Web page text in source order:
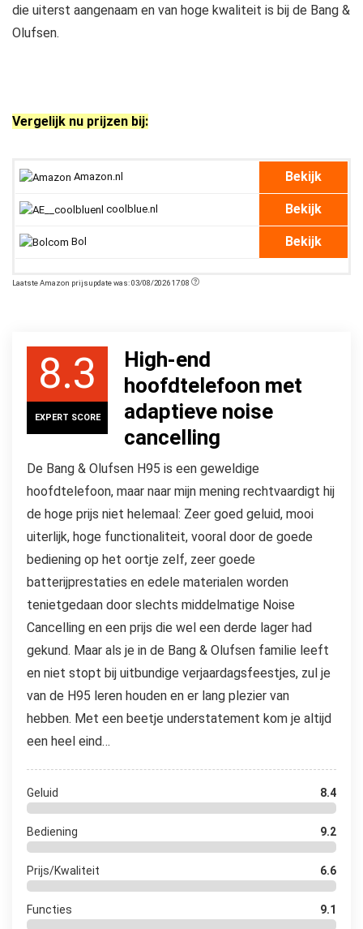
die uiterst aangenaam en van hoge kwaliteit is bij de Bang &
Olufsen.
Vergelijk nu prijzen bij:
Amazon.nl Bekijk
coolblue.nl Bekijk
Bol Bekijk
Laatste Amazon prijsupdate was: 03/08/2026 17:08
8.3
EXPERT SCORE
High-end
hoofdtelefoon met
adaptieve noise
cancelling
De Bang & Olufsen H95 is een geweldige
hoofdtelefoon, maar naar mijn mening rechtvaardigt hij
de hoge prijs niet helemaal: Zeer goed geluid, mooi
uiterlijk, hoge functionaliteit, vooral door de goede
bediening op het oortje zelf, zeer goede
batterijprestaties en edele materialen worden
tenietgedaan door slechts middelmatige Noise
Cancelling en een prijs die wel een derde lager had
gekund. Maar als je in de Bang & Olufsen familie leeft
en niet stopt bij uitbundige verjaardagsfeestjes, zul je
van de H95 leren houden en er lang plezier van
hebben. Met een beetje understatement kom je altijd
een heel eind…
Geluid 8.4
Bediening 9.2
Prijs/Kwaliteit 6.6
Functies 9.1